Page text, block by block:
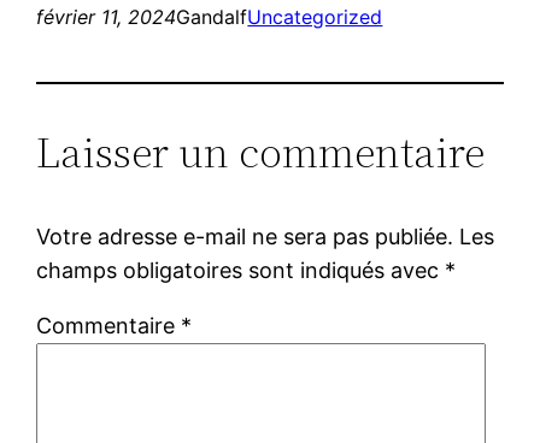
février 11, 2024GandalfUncategorized
Laisser un commentaire
Votre adresse e-mail ne sera pas publiée. Les
champs obligatoires sont indiqués avec *
Commentaire *